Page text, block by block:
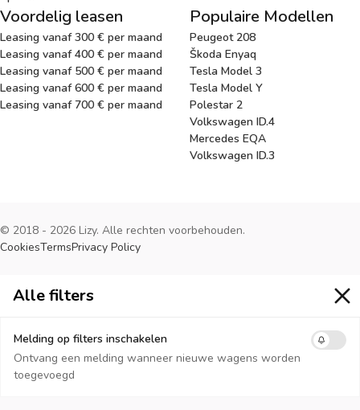
Voordelig leasen
Leasing vanaf 300 € per maand
Leasing vanaf 400 € per maand
Leasing vanaf 500 € per maand
Leasing vanaf 600 € per maand
Leasing vanaf 700 € per maand
Populaire Modellen
Peugeot 208
Škoda Enyaq
Tesla Model 3
Tesla Model Y
Polestar 2
Volkswagen ID.4
Mercedes EQA
Volkswagen ID.3
© 2018 - 2026 Lizy. Alle rechten voorbehouden.
CookiesTermsPrivacy Policy
Alle filters
Alle filters
Melding op filters inschakelen
Ontvang een melding wanneer nieuwe wagens worden
toegevoegd